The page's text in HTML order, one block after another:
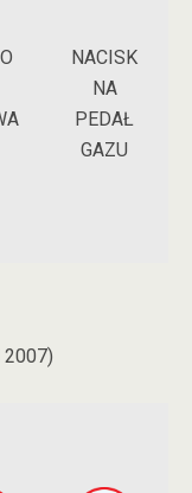
NACISK
NA
PEDAŁ
GAZU
2007)